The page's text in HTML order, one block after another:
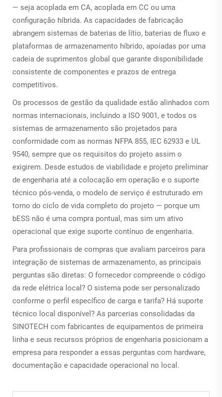
— seja acoplada em CA, acoplada em CC ou uma
configuração híbrida. As capacidades de fabricação
abrangem sistemas de baterias de lítio, baterias de fluxo e
plataformas de armazenamento híbrido, apoiadas por uma
cadeia de suprimentos global que garante disponibilidade
consistente de componentes e prazos de entrega
competitivos.
Os processos de gestão da qualidade estão alinhados com
normas internacionais, incluindo a ISO 9001, e todos os
sistemas de armazenamento são projetados para
conformidade com as normas NFPA 855, IEC 62933 e UL
9540, sempre que os requisitos do projeto assim o
exigirem. Desde estudos de viabilidade e projeto preliminar
de engenharia até a colocação em operação e o suporte
técnico pós-venda, o modelo de serviço é estruturado em
torno do ciclo de vida completo do projeto — porque um
bESS não é uma compra pontual, mas sim um ativo
operacional que exige suporte contínuo de engenharia.
Para profissionais de compras que avaliam parceiros para
integração de sistemas de armazenamento, as principais
perguntas são diretas: O fornecedor compreende o código
da rede elétrica local? O sistema pode ser personalizado
conforme o perfil específico de carga e tarifa? Há suporte
técnico local disponível? As parcerias consolidadas da
SINOTECH com fabricantes de equipamentos de primeira
linha e seus recursos próprios de engenharia posicionam a
empresa para responder a essas perguntas com hardware,
documentação e capacidade operacional no local.